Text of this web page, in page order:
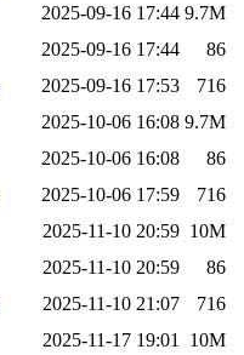
2025-09-16 17:44 9.7M
2025-09-16 17:44
86
2025-09-16 17:53
716
2025-10-06 16:08 9.7M
2025-10-06 16:08
86
2025-10-06 17:59
716
2025-11-10 20:59 10M
2025-11-10 20:59
86
2025-11-10 21:07
716
2025-11-17 19:01
10M